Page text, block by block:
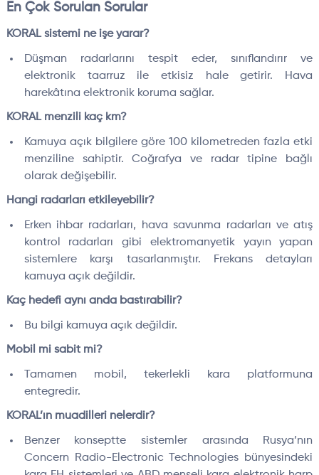
En Çok Sorulan Sorular
KORAL sistemi ne işe yarar?
Düşman radarlarını tespit eder, sınıflandırır ve
elektronik taarruz ile etkisiz hale getirir. Hava
harekâtına elektronik koruma sağlar.
KORAL menzili kaç km?
Kamuya açık bilgilere göre 100 kilometreden fazla etki
menziline sahiptir. Coğrafya ve radar tipine bağlı
olarak değişebilir.
Hangi radarları etkileyebilir?
Erken ihbar radarları, hava savunma radarları ve atış
kontrol radarları gibi elektromanyetik yayın yapan
sistemlere karşı tasarlanmıştır. Frekans detayları
kamuya açık değildir.
Kaç hedefi aynı anda bastırabilir?
Bu bilgi kamuya açık değildir.
Mobil mi sabit mi?
Tamamen mobil, tekerlekli kara platformuna
entegredir.
KORAL’ın muadilleri nelerdir?
Benzer konseptte sistemler arasında Rusya’nın
Concern Radio-Electronic Technologies bünyesindeki